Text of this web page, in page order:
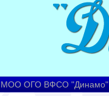
МОО ОГО ВФСО "Динамо"